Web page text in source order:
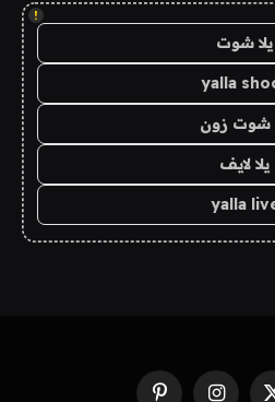
!
يلا شوت
yalla
شوت زون
يلا لايف
yalla